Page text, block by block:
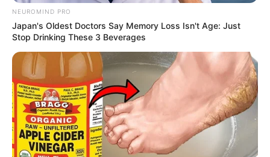
NEUROMIND PRO
Japan's Oldest Doctors Say Memory Loss Isn't Age: Just
Stop Drinking These 3 Beverages